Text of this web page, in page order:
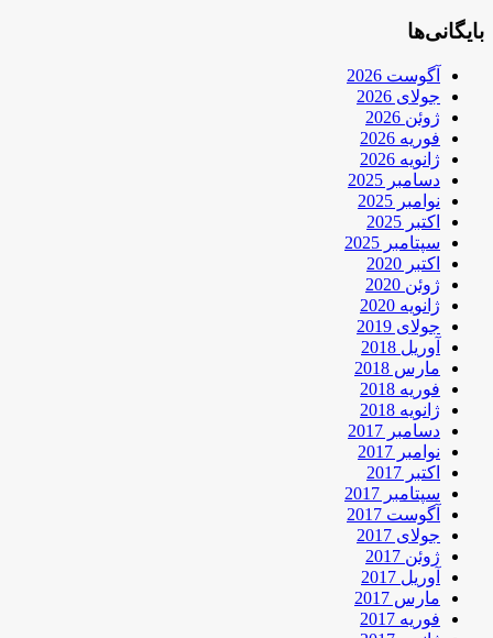
بایگانی‌ها
آگوست 2026
جولای 2026
ژوئن 2026
فوریه 2026
ژانویه 2026
دسامبر 2025
نوامبر 2025
اکتبر 2025
سپتامبر 2025
اکتبر 2020
ژوئن 2020
ژانویه 2020
جولای 2019
آوریل 2018
مارس 2018
فوریه 2018
ژانویه 2018
دسامبر 2017
نوامبر 2017
اکتبر 2017
سپتامبر 2017
آگوست 2017
جولای 2017
ژوئن 2017
آوریل 2017
مارس 2017
فوریه 2017